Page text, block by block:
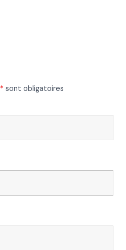
* sont obligatoires